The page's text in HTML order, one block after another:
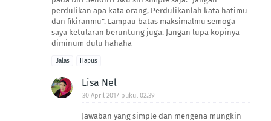
perdulikan apa kata orang, Perdulikanlah kata hatimu
dan fikiranmu". Lampau batas maksimalmu semoga
saya ketularan beruntung juga. Jangan lupa kopinya
diminum dulu hahaha
Balas Hapus
Lisa Nel
30 April 2017 pukul 02.39
Jawaban yang simple dan mengena mungkin